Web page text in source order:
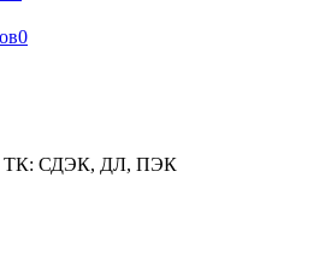
0
ТК: СДЭК, ДЛ, ПЭК